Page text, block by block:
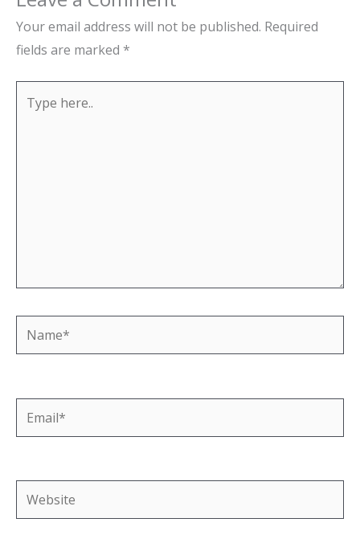
Your email address will not be published. Required
fields are marked *
here..
Name*
Email*
Website